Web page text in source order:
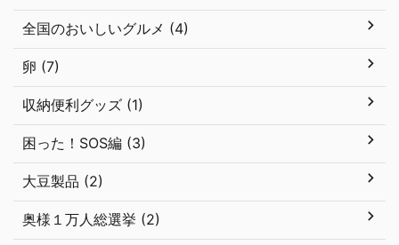
全国のおいしいグルメ (4)
卵 (7)
収納便利グッズ (1)
困った！SOS編 (3)
大豆製品 (2)
奥様１万人総選挙 (2)